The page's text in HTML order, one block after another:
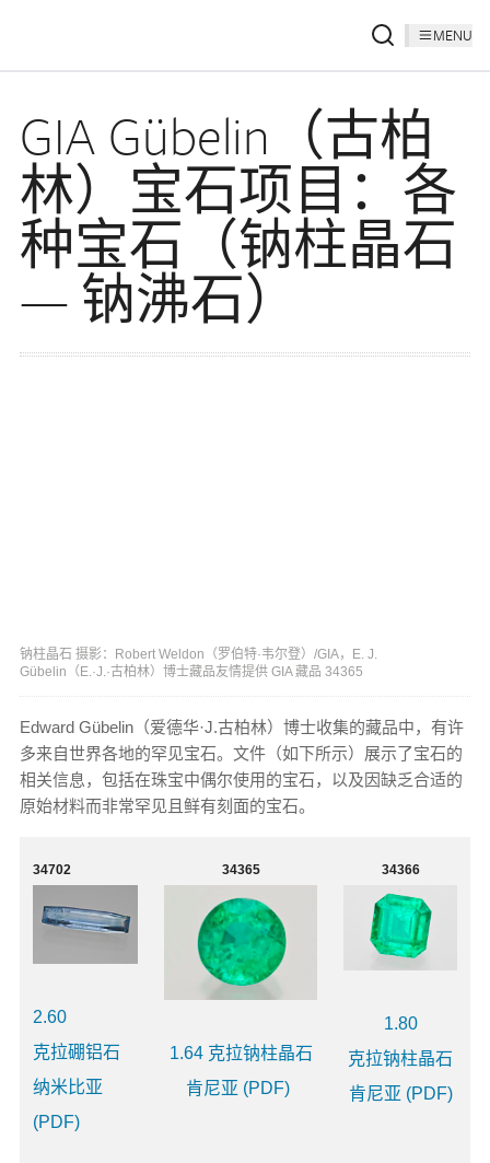
MENU
GIA Gübelin（古柏
林）宝石项目：各
种宝石（钠柱晶石
— 钠沸石）
钠柱晶石 摄影：Robert Weldon（罗伯特·韦尔登）/GIA，E. J.
Gübelin（E.·J.·古柏林）博士藏品友情提供 GIA 藏品 34365
Edward Gübelin（爱德华·J.古柏林）博士收集的藏品中，有许
多来自世界各地的罕见宝石。文件（如下所示）展示了宝石的
相关信息，包括在珠宝中偶尔使用的宝石，以及因缺乏合适的
原始材料而非常罕见且鲜有刻面的宝石。
34702
2.60
克拉硼铝石
纳米比亚
(PDF)
34365
1.64 克拉钠柱晶石
肯尼亚 (PDF)
34366
1.80
克拉钠柱晶石
肯尼亚 (PDF)